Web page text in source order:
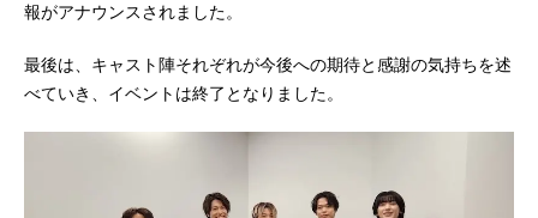
報がアナウンスされました。
最後は、キャスト陣それぞれが今後への期待と感謝の気持ちを述
べていき、イベントは終了となりました。